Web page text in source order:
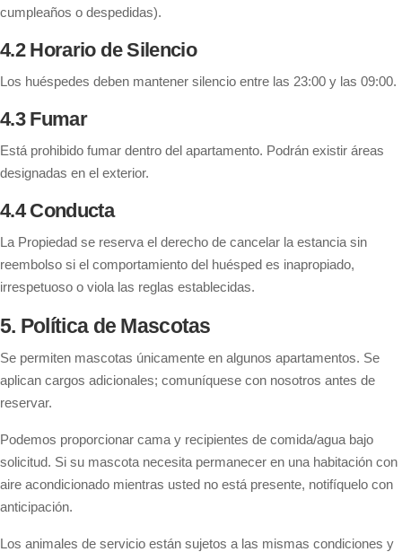
cumpleaños o despedidas).
4.2 Horario de Silencio
Los huéspedes deben mantener silencio entre las 23:00 y las 09:00.
4.3 Fumar
Está prohibido fumar dentro del apartamento. Podrán existir áreas
designadas en el exterior.
4.4 Conducta
La Propiedad se reserva el derecho de cancelar la estancia sin
reembolso si el comportamiento del huésped es inapropiado,
irrespetuoso o viola las reglas establecidas.
5. Política de Mascotas
Se permiten mascotas únicamente en algunos apartamentos. Se
aplican cargos adicionales; comuníquese con nosotros antes de
reservar.
Podemos proporcionar cama y recipientes de comida/agua bajo
solicitud. Si su mascota necesita permanecer en una habitación con
aire acondicionado mientras usted no está presente, notifíquelo con
anticipación.
Los animales de servicio están sujetos a las mismas condiciones y